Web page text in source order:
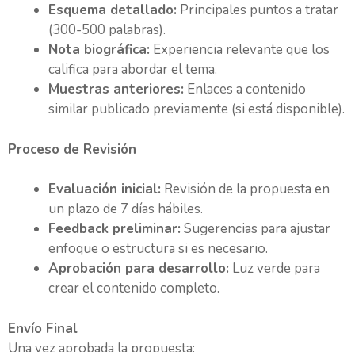
Esquema detallado: Principales puntos a tratar
(300-500 palabras).
Nota biográfica: Experiencia relevante que los
califica para abordar el tema.
Muestras anteriores: Enlaces a contenido
similar publicado previamente (si está disponible).
Proceso de Revisión
Evaluación inicial: Revisión de la propuesta en
un plazo de 7 días hábiles.
Feedback preliminar: Sugerencias para ajustar
enfoque o estructura si es necesario.
Aprobación para desarrollo: Luz verde para
crear el contenido completo.
Envío Final
Una vez aprobada la propuesta: